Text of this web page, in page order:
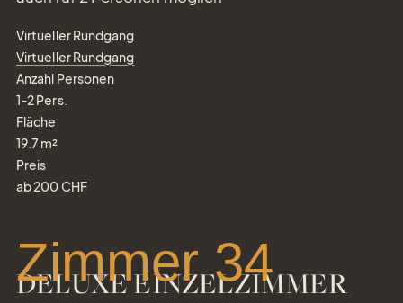
Virtueller Rundgang
Virtueller Rundgang
Anzahl Personen
1-2Pers.
Fläche
19.7 m²
Preis
ab200 CHF
DELUXE EINZELZIMMER
Zimmer 34